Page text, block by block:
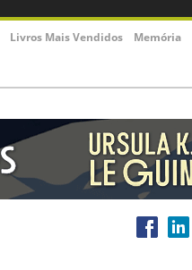
Livros Mais Vendidos Memória